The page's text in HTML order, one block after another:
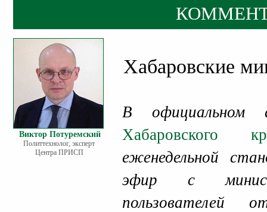
Виктор Потуремский
Политтехнолог, эксперт
Центра ПРИСП
Хабаровские
В официальном
Хабаровского
еженедельной
эфир с
пользователей